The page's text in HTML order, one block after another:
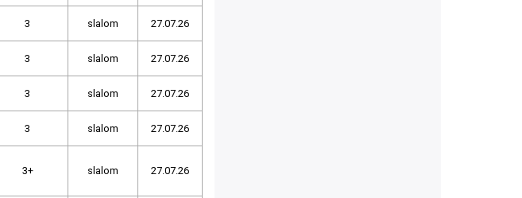
3 slalom 27.07.26
3 slalom 27.07.26
3 slalom 27.07.26
3 slalom 27.07.26
3+ slalom 27.07.26